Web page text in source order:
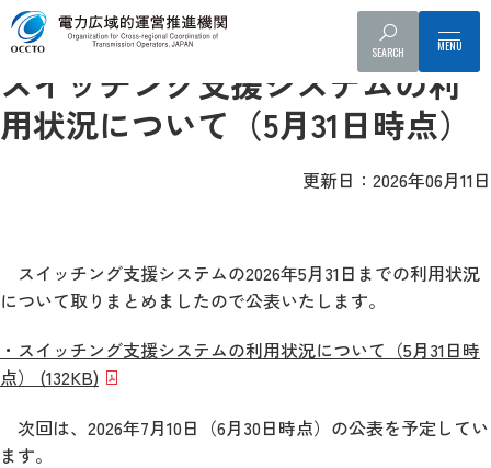
SEARCH
事業者へのお知らせ スイッチング支援システム利用状況
スイッチング支援システムの利
用状況について（5月31日時点）
更新日：2026年06月11日
スイッチング支援システムの2026年5月31日までの利用状況
について取りまとめましたので公表いたします。
・スイッチング支援システムの利用状況について（5月31日時
点） (132KB)
次回は、2026年7月10日（6月30日時点）の公表を予定してい
ます。